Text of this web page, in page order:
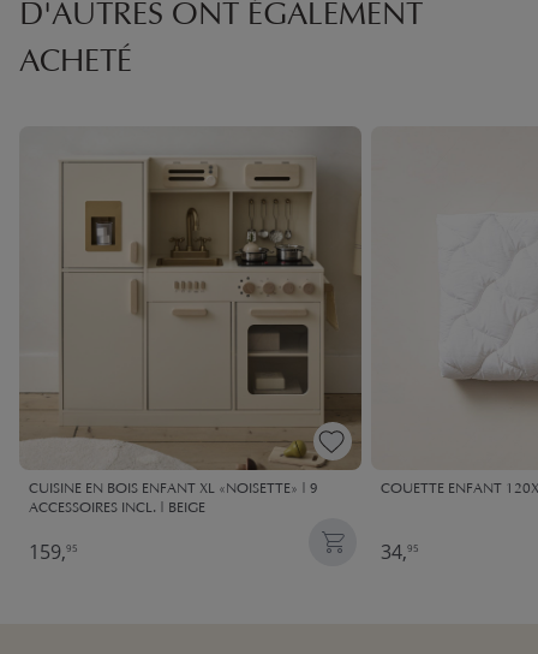
D'AUTRES ONT ÉGALEMENT
ACHETÉ
CUISINE EN BOIS ENFANT XL «NOISETTE» | 9
ACCESSOIRES INCL. | BEIGE
159,95
COUETTE ENFANT
34,95